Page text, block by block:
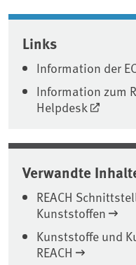
Associated
Links
Information der
Information zum
Helpdesk
Verwandte
REACH
Kunststoffen
Kunststoffe und
REACH